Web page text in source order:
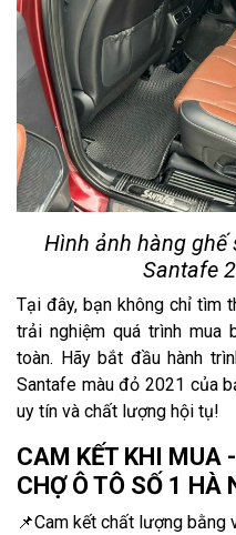
Hình ảnh hàng ghế
Santafe
Tại đây, bạn không chỉ tìm
trải nghiệm quá trình mua
toàn. Hãy bắt đầu hành
Santafe màu đỏ 2021 của
uy tín và chất lượng hội tụ!
CAM KẾT KHI MUA
CHỢ Ô TÔ SỐ 1 HÀ
📌Cam kết chất lượng bằng